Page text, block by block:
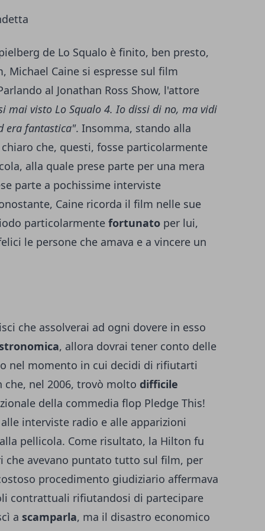
de Lo Squalo è finito, ben presto,
Michael Caine si espresse sul film
al Jonathan Ross Show, l'attore
mai visto Lo Squalo 4. Io dissi di no, ma vidi
era fantastica". Insomma, stando alla
che, questi, fosse particolarmente
alla quale prese parte per una mera
parte a pochissime interviste
Caine ricorda il film nelle sue
particolarmente fortunato per lui,
le persone che amava e a vincere un
che assolverai ad ogni dovere in esso
, allora dovrai tener conto delle
nel momento in cui decidi di rifiutarti
nel 2006, trovò molto difficile
della commedia flop Pledge This!
interviste radio e alle apparizioni
pellicola. Come risultato, la Hilton fu
che avevano puntato tutto sul film, per
procedimento giudiziario affermava
contrattuali rifiutandosi di partecipare
a scamparla, ma il disastro economico